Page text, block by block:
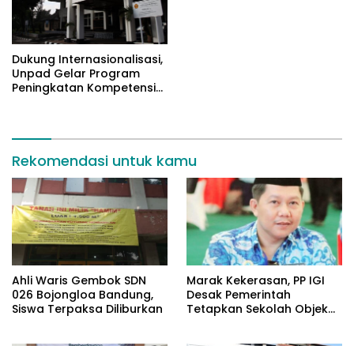
Dukung Internasionalisasi,
Unpad Gelar Program
Peningkatan Kompetensi
Rekomendasi untuk kamu
Ahli Waris Gembok SDN
026 Bojongloa Bandung,
Siswa Terpaksa Diliburkan
​Marak Kekerasan, PP IGI
Desak Pemerintah
Tetapkan Sekolah Objek